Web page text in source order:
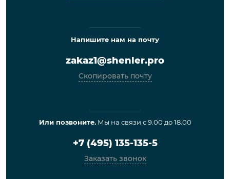
Напишите нам на почту
zakaz1@shenler.pro
Скопировать почту
Или позвоните.Мы на связи с 9.00 до 18.00
+7 (495) 135-135-5
Заказать звонок